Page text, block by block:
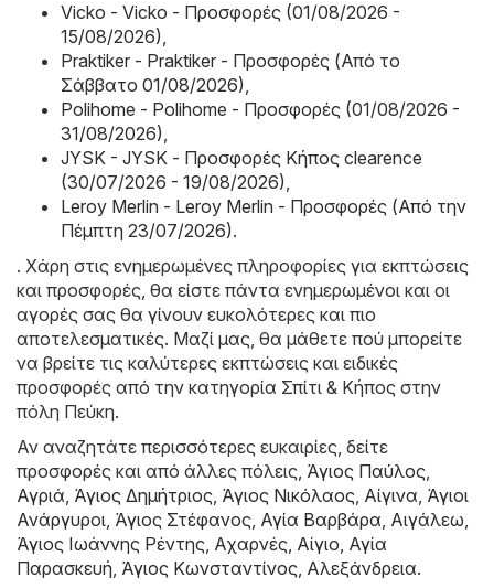
Vicko - Vicko - Προσφορές (01/08/2026 -
15/08/2026),
Praktiker - Praktiker - Προσφορές (Από το
Σάββατο 01/08/2026),
Polihome - Polihome - Προσφορές (01/08/2026 -
31/08/2026),
JYSK - JYSK - Προσφορές Κήπος clearence
(30/07/2026 - 19/08/2026),
Leroy Merlin - Leroy Merlin - Προσφορές (Από την
Πέμπτη 23/07/2026).
. Χάρη στις ενημερωμένες πληροφορίες για εκπτώσεις
και προσφορές, θα είστε πάντα ενημερωμένοι και οι
αγορές σας θα γίνουν ευκολότερες και πιο
αποτελεσματικές. Μαζί μας, θα μάθετε πού μπορείτε
να βρείτε τις καλύτερες εκπτώσεις και ειδικές
προσφορές από την κατηγορία Σπίτι & Κήπος στην
πόλη Πεύκη.
Αν αναζητάτε περισσότερες ευκαιρίες, δείτε
προσφορές και από άλλες πόλεις, Άγιος Παύλος,
Αγριά, Άγιος Δημήτριος, Άγιος Νικόλαος, Αίγινα, Άγιοι
Ανάργυροι, Άγιος Στέφανος, Αγία Βαρβάρα, Αιγάλεω,
Άγιος Ιωάννης Ρέντης, Αχαρνές, Αίγιο, Αγία
Παρασκευή, Άγιος Κωνσταντίνος, Αλεξάνδρεια.